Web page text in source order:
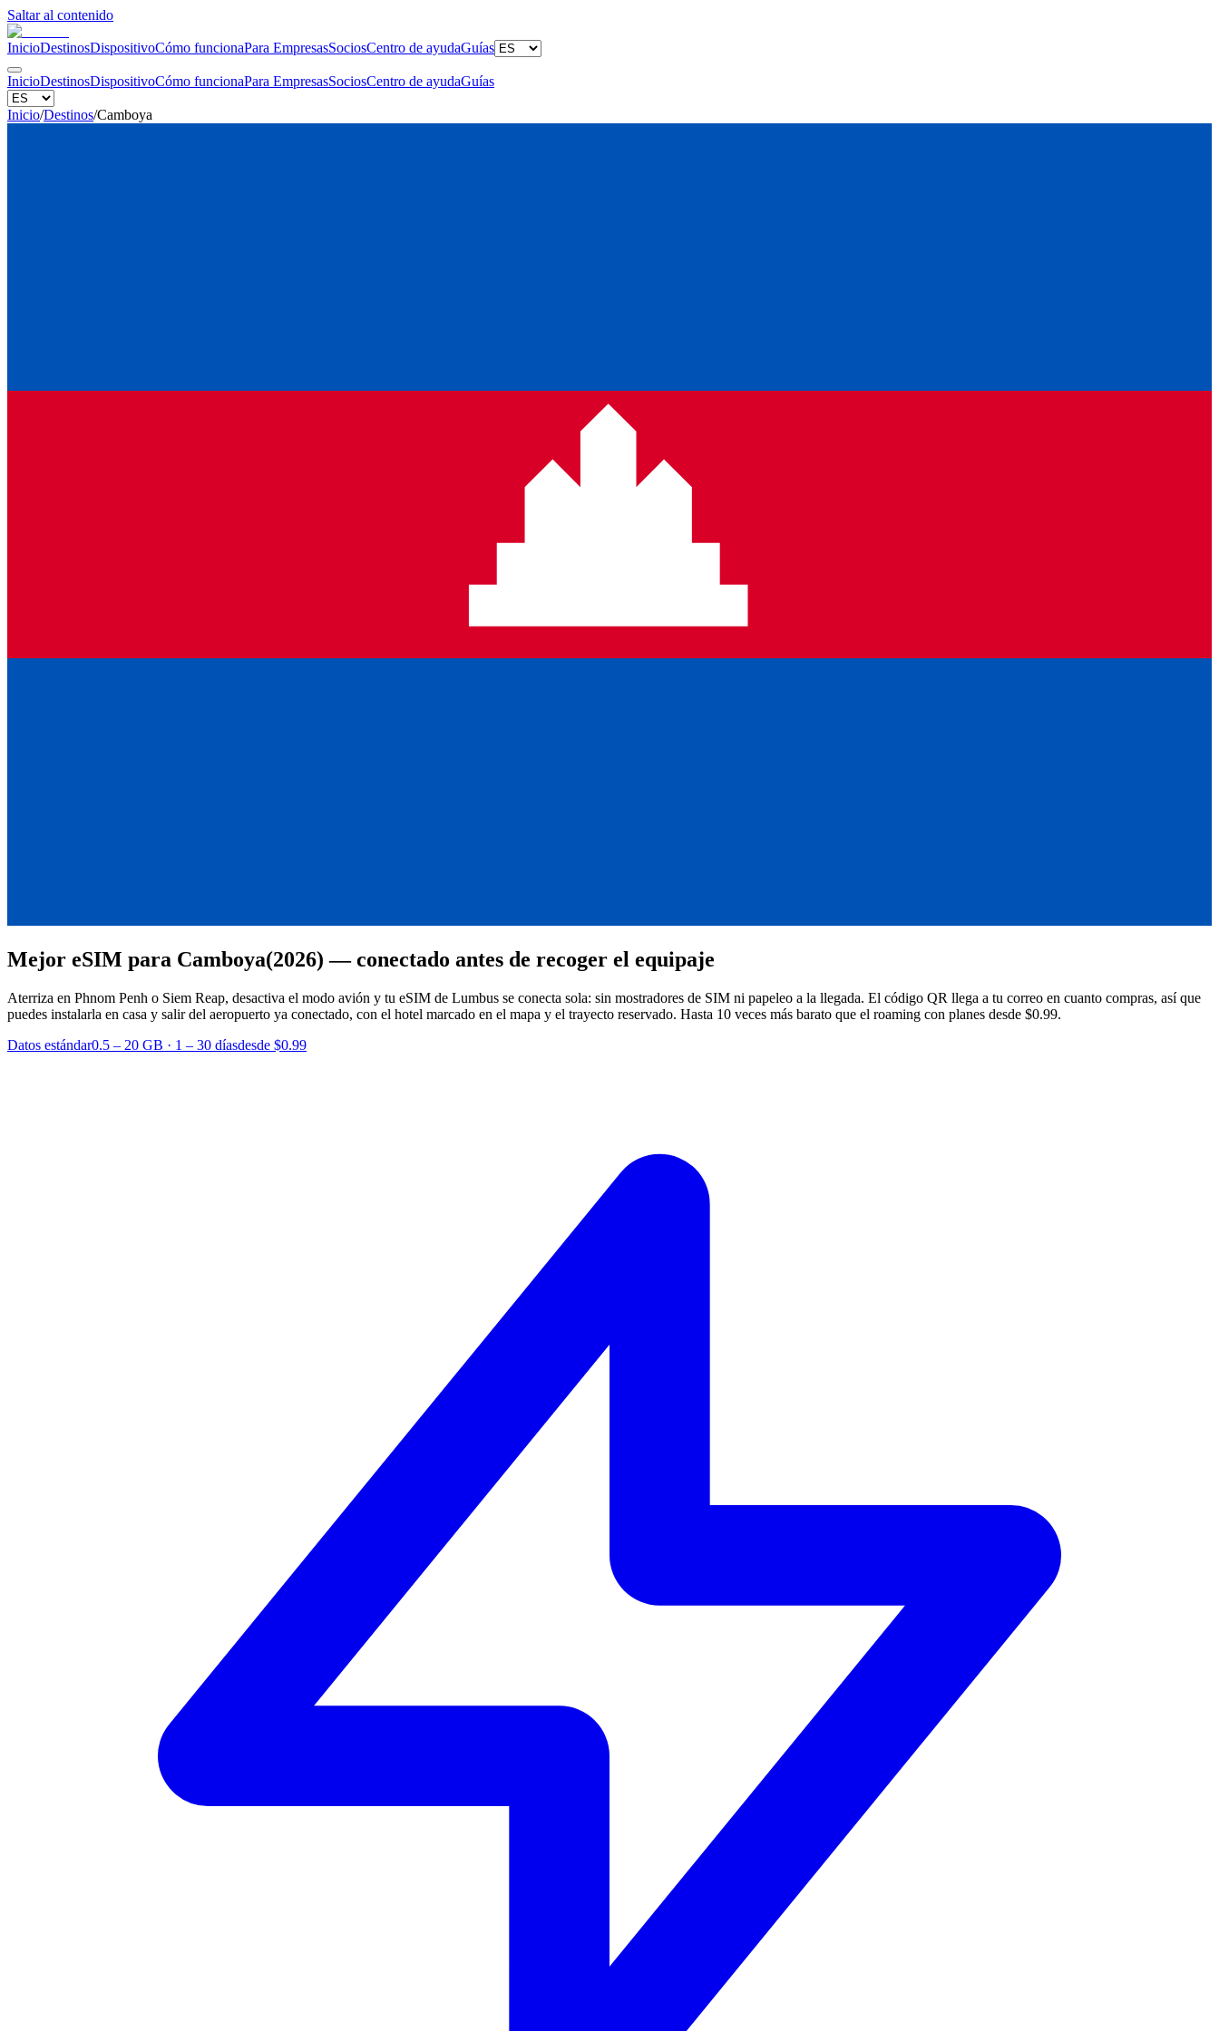
Saltar al contenido
InicioDestinosDispositivoCómo funcionaPara EmpresasSociosCentro de ayudaGuías
InicioDestinosDispositivoCómo funcionaPara EmpresasSociosCentro de ayudaGuías
Inicio/Destinos/Camboya
Mejor eSIM para Camboya(2026) — conectado antes de recoger el equipaje
Aterriza en Phnom Penh o Siem Reap, desactiva el modo avión y tu eSIM de Lumbus se conecta sola: sin mostradores de SIM ni papeleo a la llegada. El código QR llega a tu correo en cuanto compras, así que
puedes instalarla en casa y salir del aeropuerto ya conectado, con el hotel marcado en el mapa y el trayecto reservado. Hasta 10 veces más barato que el roaming con planes desde $0.99.
Datos estándar0.5 – 20 GB · 1 – 30 díasdesde $0.99